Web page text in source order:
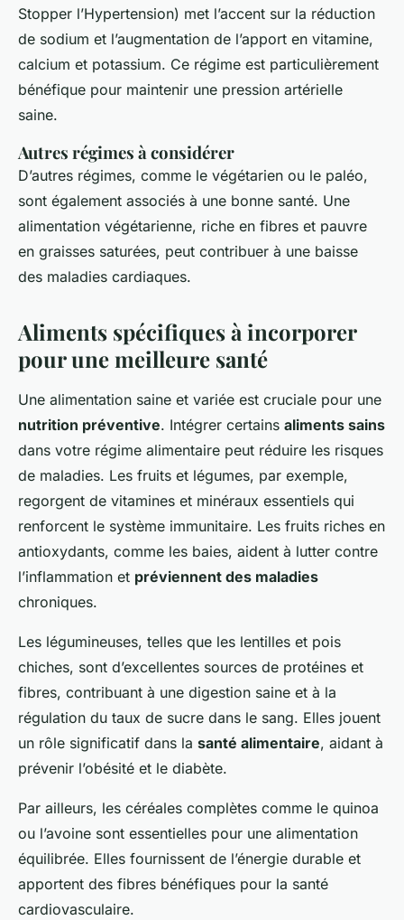
Stopper l’Hypertension) met l’accent sur la réduction
de sodium et l’augmentation de l’apport en vitamine,
calcium et potassium. Ce régime est particulièrement
bénéfique pour maintenir une pression artérielle
saine.
Autres régimes à considérer
D’autres régimes, comme le végétarien ou le paléo,
sont également associés à une bonne santé. Une
alimentation végétarienne, riche en fibres et pauvre
en graisses saturées, peut contribuer à une baisse
des maladies cardiaques.
Aliments spécifiques à incorporer
pour une meilleure santé
Une alimentation saine et variée est cruciale pour une
nutrition préventive. Intégrer certains aliments sains
dans votre régime alimentaire peut réduire les risques
de maladies. Les fruits et légumes, par exemple,
regorgent de vitamines et minéraux essentiels qui
renforcent le système immunitaire. Les fruits riches en
antioxydants, comme les baies, aident à lutter contre
l’inflammation et préviennent des maladies
chroniques.
Les légumineuses, telles que les lentilles et pois
chiches, sont d’excellentes sources de protéines et
fibres, contribuant à une digestion saine et à la
régulation du taux de sucre dans le sang. Elles jouent
un rôle significatif dans la santé alimentaire, aidant à
prévenir l’obésité et le diabète.
Par ailleurs, les céréales complètes comme le quinoa
ou l’avoine sont essentielles pour une alimentation
équilibrée. Elles fournissent de l’énergie durable et
apportent des fibres bénéfiques pour la santé
cardiovasculaire.